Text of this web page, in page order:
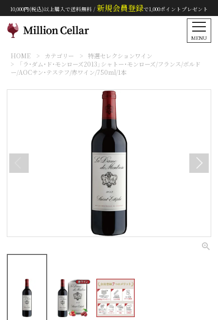
10,000円(税込)以上購入で送料無料 / 新規会員登録で1,000ポイントプレゼント
MENU
HOME カテゴリー
特選セレクションワイン
「ラ・ダム・ド・モンローズ2013」シャトー・モンローズ/フランス/ボルド
ー/AOCサン・テステフ/赤ワイン/750ml/1本